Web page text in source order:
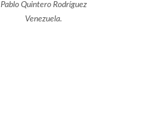
Pablo Quintero Rodríguez
Venezuela.